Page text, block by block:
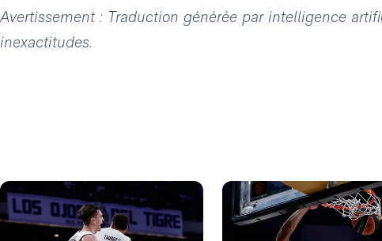
Avertissement : Traduction générée par intelligence
inexactitudes.